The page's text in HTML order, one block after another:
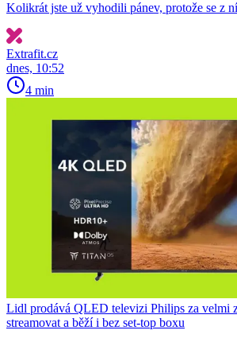
Kolikrát jste už vyhodili pánev, protože se z
Extrafit.cz
dnes, 10:52
4 min
Lidl prodává QLED televizi Philips za velmi
streamovat a běží i bez set-top boxu